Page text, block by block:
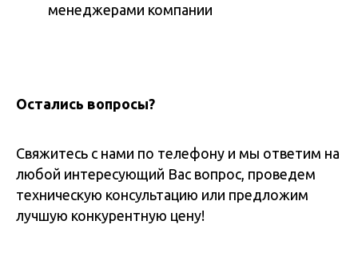
менеджерами компании
Остались вопросы?
Свяжитесь с нами по телефону и мы ответим на
любой интересующий Вас вопрос, проведем
техническую консультацию или предложим
лучшую конкурентную цену!